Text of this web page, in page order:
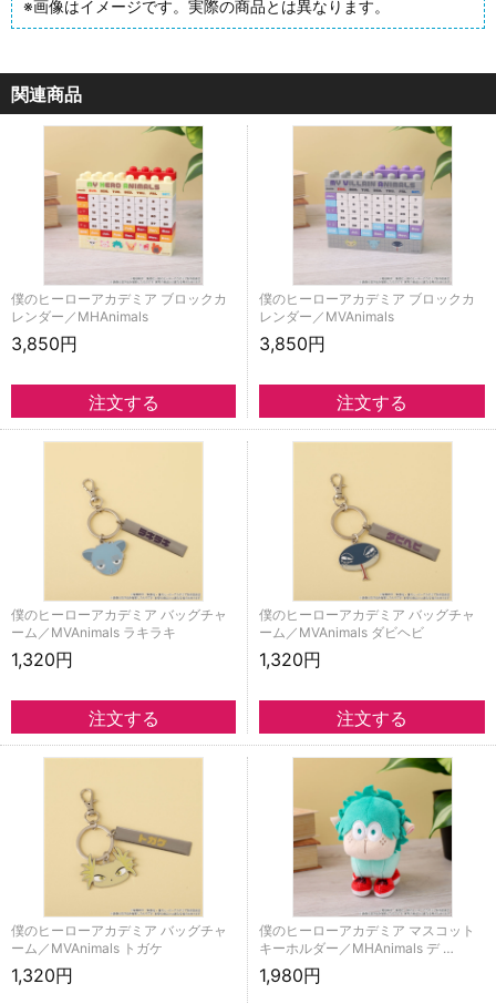
※画像はイメージです。実際の商品とは異なります。
関連商品
僕のヒーローアカデミア ブロックカ
レンダー／MHAnimals
3,850円
僕のヒーローアカデミア ブロックカ
レンダー／MVAnimals
3,850円
僕のヒーローアカデミア バッグチャ
ーム／MVAnimals ラキラキ
1,320円
僕のヒーローアカデミア バッグチャ
ーム／MVAnimals ダビヘビ
1,320円
僕のヒーローアカデミア バッグチャ
ーム／MVAnimals トガケ
1,320円
僕のヒーローアカデミア マスコット
キーホルダー／MHAnimals デ …
1,980円